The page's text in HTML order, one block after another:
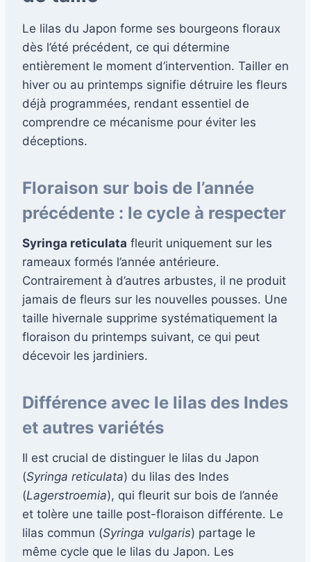
Le lilas du Japon forme ses bourgeons floraux
dès l’été précédent, ce qui détermine
entièrement le moment d’intervention. Tailler en
hiver ou au printemps signifie détruire les fleurs
déjà programmées, rendant essentiel de
comprendre ce mécanisme pour éviter les
déceptions.
Floraison sur bois de l’année
précédente : le cycle à respecter
Syringa reticulata fleurit uniquement sur les
rameaux formés l’année antérieure.
Contrairement à d’autres arbustes, il ne produit
jamais de fleurs sur les nouvelles pousses. Une
taille hivernale supprime systématiquement la
floraison du printemps suivant, ce qui peut
décevoir les jardiniers.
Différence avec le lilas des Indes
et autres variétés
Il est crucial de distinguer le lilas du Japon
(Syringa reticulata) du lilas des Indes
(Lagerstroemia), qui fleurit sur bois de l’année
et tolère une taille post-floraison différente. Le
lilas commun (Syringa vulgaris) partage le
même cycle que le lilas du Japon. Les